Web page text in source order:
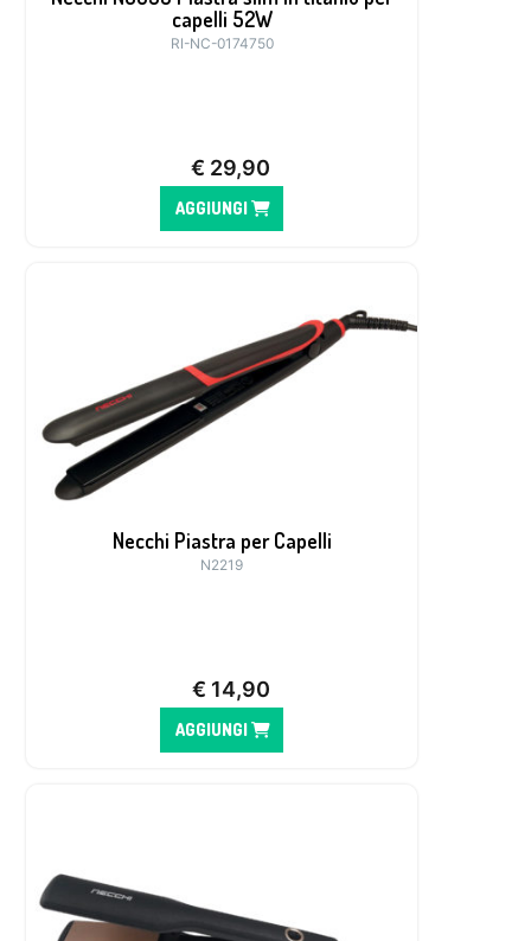
capelli 52W
RI-NC-0174750
€ 29,90
AGGIUNGI
Necchi Piastra per Capelli
N2219
€ 14,90
AGGIUNGI